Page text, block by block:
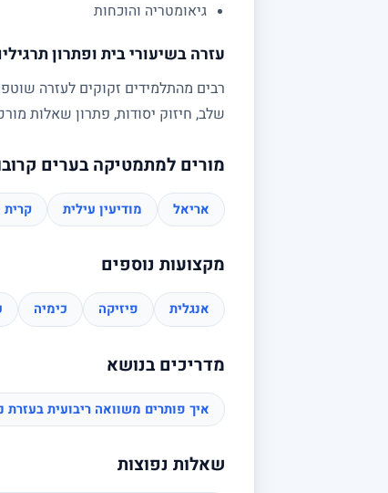
גיאומטריה והוכחות
עזרה בשיעורי בית ופתרון
רבים מהתלמידים זקוקים לעזרה
שלב, חיזוק יסודות, פתרון שאלות
מורים למתמטיקה בערים
אריאל מודיעין עילית
מקצועות נוספים
אנגלית פיזיקה כימיה
מדריכים בנושא
איך פותרים משוואה ריבועית
שאלות נפוצות